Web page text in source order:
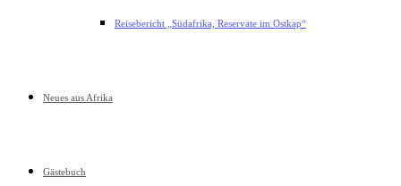
Reisebericht „Südafrika, Reservate im Ostkap“
Neues aus Afrika
Gästebuch